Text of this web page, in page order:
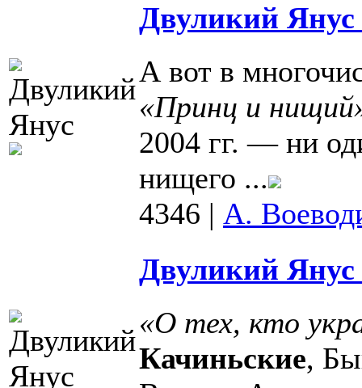
Двуликий Янус
А вот в
«Принц и
2004 гг. — ни
нищего ...
4346 | А.
Двуликий Янус
«О тех, кто
Качиньские,